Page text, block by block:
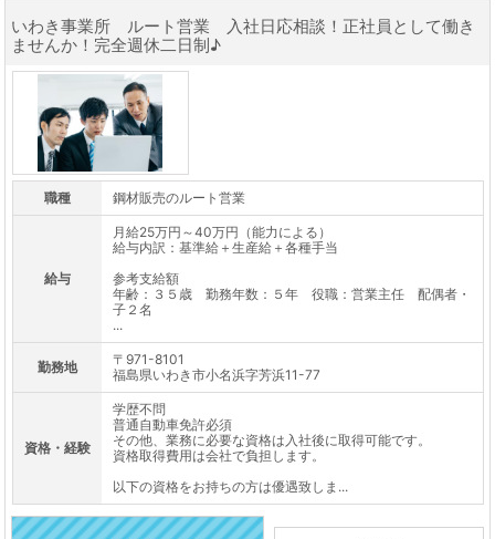
いわき事業所 ルート営業 入社日応相談！正社員として働き
ませんか！完全週休二日制♪
職種 鋼材販売のルート営業
給与
月給25万円～40万円（能力による）
給与内訳：基準給＋生産給＋各種手当
参考支給額
年齢：３５歳 勤務年数：５年 役職：営業主任 配偶者・
子２名
...
勤務地
〒971-8101
福島県いわき市小名浜字芳浜11-77
資格・経験
学歴不問
普通自動車免許必須
その他、業務に必要な資格は入社後に取得可能です。
資格取得費用は会社で負担します。
以下の資格をお持ちの方は優遇致しま...